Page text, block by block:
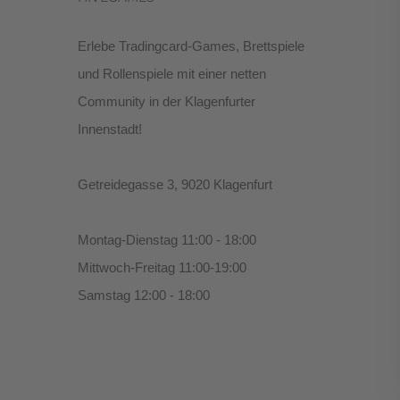
Erlebe Tradingcard-Games, Brettspiele
und Rollenspiele mit einer netten
Community in der Klagenfurter
Innenstadt!
Getreidegasse 3, 9020 Klagenfurt
Montag-Dienstag 11:00 - 18:00
Mittwoch-Freitag 11:00-19:00
Samstag 12:00 - 18:00